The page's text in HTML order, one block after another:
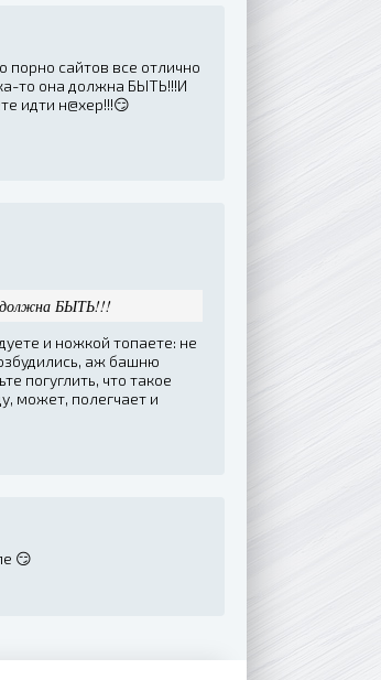
порно сайтов все отлично
то она должна БЫТЬ!!!И
идти н@хер!!!😏
должна БЫТЬ!!!
и ножкой топаете: не
аж башню
погуглить, что такое
может, полегчает и
😏